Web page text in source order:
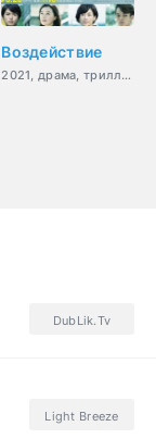
Воздействие
2021, драма, триллер
DubLik.Tv
Light Breeze